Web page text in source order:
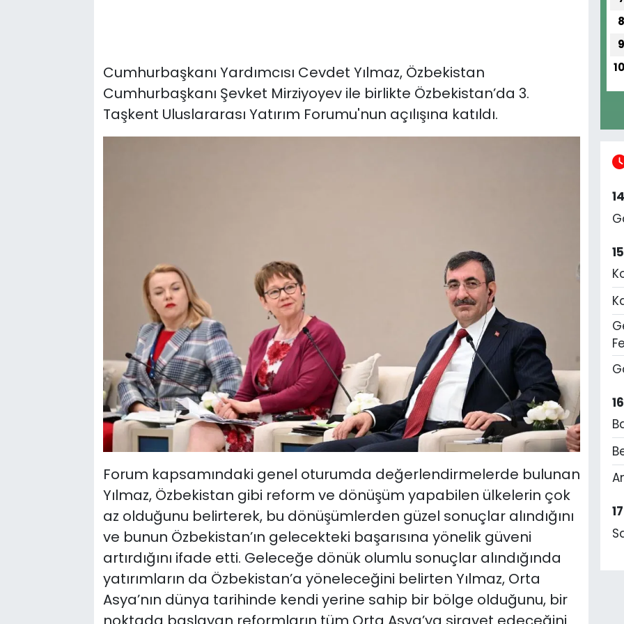
Cumhurbaşkanı Yardımcısı Cevdet Yılmaz, Özbekistan
Cumhurbaşkanı Şevket Mirziyoyev ile birlikte Özbekistan’da 3.
Taşkent Uluslararası Yatırım Forumu'nun açılışına katıldı.
Forum kapsamındaki genel oturumda değerlendirmelerde bulunan
Yılmaz, Özbekistan gibi reform ve dönüşüm yapabilen ülkelerin çok
az olduğunu belirterek, bu dönüşümlerden güzel sonuçlar alındığını
ve bunun Özbekistan’ın gelecekteki başarısına yönelik güveni
artırdığını ifade etti. Geleceğe dönük olumlu sonuçlar alındığında
yatırımların da Özbekistan’a yöneleceğini belirten Yılmaz, Orta
Asya’nın dünya tarihinde kendi yerine sahip bir bölge olduğunu, bir
8
9
10